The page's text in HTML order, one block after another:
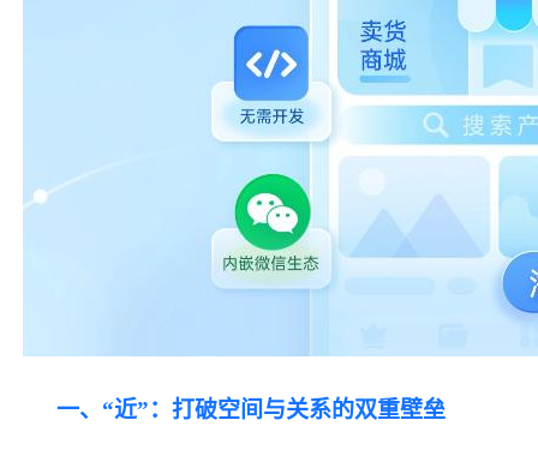
一、 “近”：打破空间与关系的双重壁垒